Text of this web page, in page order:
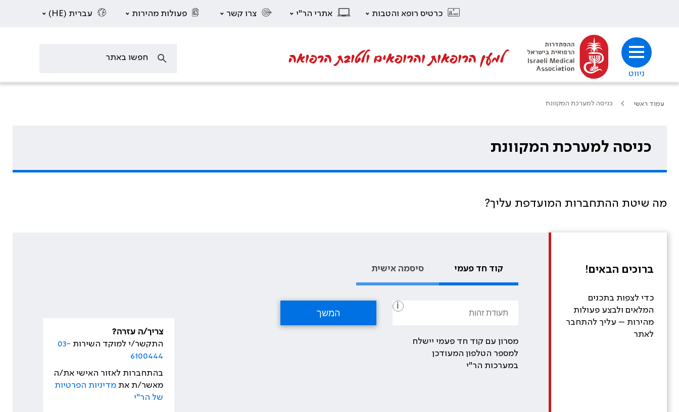
כרטיס רופא והטבות אתרי הר"י צרו קשר פעולות מהירות עברית (HE)
ניווט
למען הרופאות והרופאים ולטובת הרפואה
עמוד ראשי כניסה למערכת המקוונת
כניסה למערכת המקוונת
מה שיטת ההתחברות המועדפת עליך?
ברוכים הבאים!
כדי לצפות בתכנים
המלאים ולבצע פעולות
מהירות – עליך להתחבר
לאתר
קוד חד פעמי סיסמה אישית
i
מסרון עם קוד חד פעמי יישלח
למספר הטלפון המעודכן
במערכות הר"י
צריך/ה עזרה?
התקשר/י למוקד השירות 03-
6100444
בהתחברות לאזור האישי את/ה
מאשר/ת אתמדיניות הפרטיות
של הר"י